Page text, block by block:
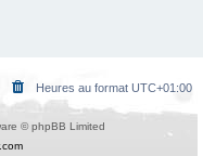
Heures au format UTC+01:00
© phpBB Limited